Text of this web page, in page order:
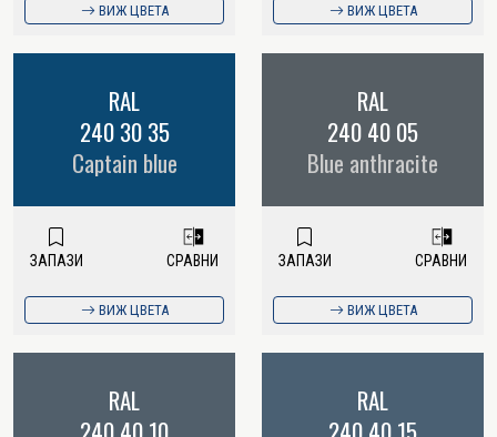
ВИЖ ЦВЕТА ВИЖ ЦВЕТА
RAL
240 30 35
Captain blue
ЗАПАЗИ СРАВНИ
ВИЖ ЦВЕТА
RAL
240 40 05
Blue anthracite
ЗАПАЗИ СРАВНИ
ВИЖ ЦВЕТА
RAL
RAL